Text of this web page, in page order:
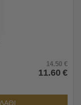
14.50 €
11.60 €